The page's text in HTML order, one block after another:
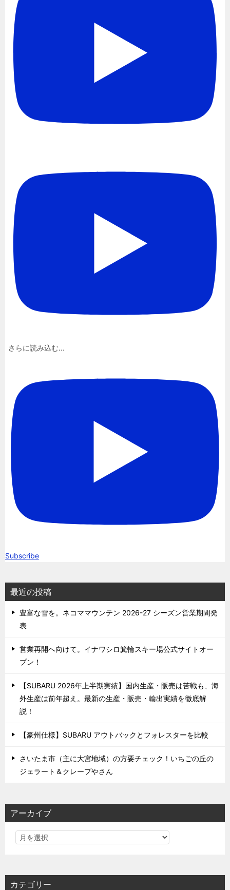
さらに読み込む...
Subscribe
最近の投稿
豊富な雪を。ネコママウンテン 2026-27 シーズン営業期間発
表
営業再開へ向けて。イナワシロ箕輪スキー場公式サイトオー
プン！
【SUBARU 2026年上半期実績】国内生産・販売は苦戦も、海
外生産は前年超え。最新の生産・販売・輸出実績を徹底解
説！
【豪州仕様】SUBARU アウトバックとフォレスターを比較
さいたま市（主に大宮地域）の方要チェック！いちごの丘の
ジェラート＆クレープやさん
アーカイブ
カテゴリー